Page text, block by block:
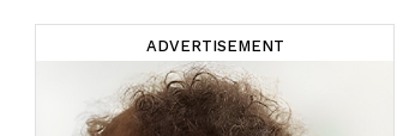
ADVERTISEMENT